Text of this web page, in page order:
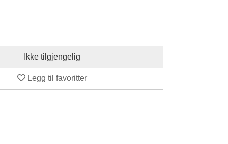
Legg til favoritter